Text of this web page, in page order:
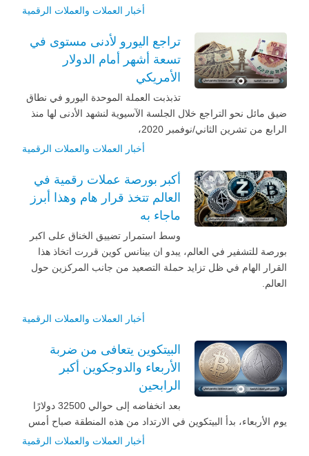
أخبار العملات والعملات الرقمية
تراجع اليورو لأدنى مستوى في
تسعة أشهر أمام الدولار
الأمريكي
تذبذبت العملة الموحدة اليورو في نطاق
ضيق مائل نحو التراجع خلال الجلسة الآسيوية لنشهد الأدنى لها منذ
الرابع من تشرين الثاني/نوفمبر 2020،
أخبار العملات والعملات الرقمية
أكبر بورصة عملات رقمية في
العالم تتخذ قرار هام وهذا أبرز
ماجاء به
وسط استمرار تضييق الخناق على اكبر
بورصة للتشفير في العالم، يبدو ان بينانس كوين قررت اتخاذ هذا
القرار الهام في ظل تزايد حملة التصعيد من جانب المركزين حول
العالم.
أخبار العملات والعملات الرقمية
البيتكوين يتعافى من ضربة
الأربعاء والدوجكوين أكبر
الرابحين
بعد انخفاضه إلى حوالي 32500 دولارًا
يوم الأربعاء، بدأ البيتكوين في الارتداد من هذه المنطقة صباح أمس
أخبار العملات والعملات الرقمية